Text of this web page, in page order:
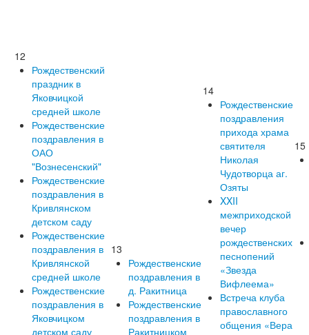
12
Рождественский
праздник в
Яковчицкой
средней школе
Рождественские
поздравления в
ОАО
"Вознесенский"
Рождественские
поздравления в
Кривлянском
детском саду
Рождественские
поздравления в
Кривлянской
средней школе
Рождественские
поздравления в
Яковчицком
детском саду
13
Рождественские
поздравления в
д. Ракитница
Рождественские
поздравления в
Ракитницком
14
Рождественские
поздравления
прихода храма
святителя
Николая
Чудотворца аг.
Озяты
XXII
межприходской
вечер
рождественских
песнопений
«Звезда
Вифлеема»
Встреча клуба
православного
общения «Вера
15